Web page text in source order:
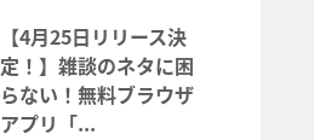
【4月25日リリース決
定！】雑談のネタに困
らない！無料ブラウザ
アプリ「...